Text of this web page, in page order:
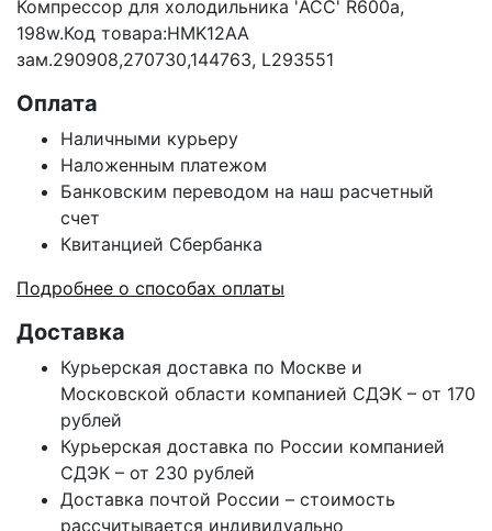
Компрессор для холодильника 'ACC' R600a,
198w.Код товара:HMK12AA
зам.290908,270730,144763, L293551
Оплата
Наличными курьеру
Наложенным платежом
Банковским переводом на наш расчетный
счет
Квитанцией Сбербанка
Подробнее о способах оплаты
Доставка
Курьерская доставка по Москве и
Московской области компанией СДЭК – от 170
рублей
Курьерская доставка по России компанией
СДЭК – от 230 рублей
Доставка почтой России – стоимость
рассчитывается индивидуально